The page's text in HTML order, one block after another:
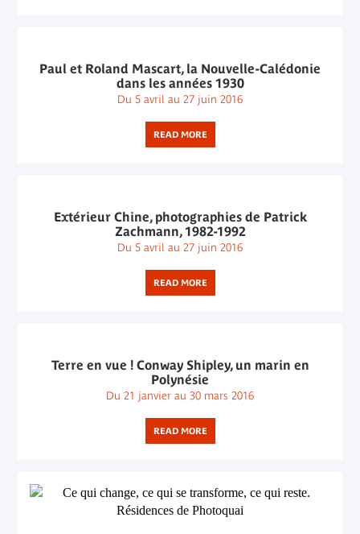
Paul et Roland Mascart, la Nouvelle-Calédonie
dans les années 1930
Du 5 avril au 27 juin 2016
READ MORE
Extérieur Chine, photographies de Patrick
Zachmann, 1982-1992
Du 5 avril au 27 juin 2016
READ MORE
Terre en vue ! Conway Shipley, un marin en
Polynésie
Du 21 janvier au 30 mars 2016
READ MORE